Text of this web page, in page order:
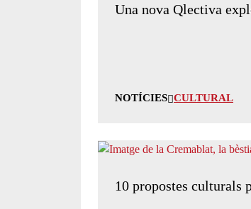
Una nova Qlectiva
NOTÍCIES CULTURAL
10 propostes culturals